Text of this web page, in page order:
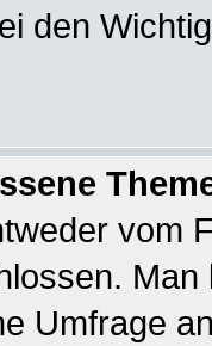
den
vom
Umfrage